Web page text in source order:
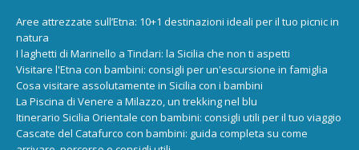
Aree attrezzate sull’Etna: 10+1 destinazioni ideali per il tuo picnic in
natura
I laghetti di Marinello a Tindari: la Sicilia che non ti aspetti
Visitare l'Etna con bambini: consigli per un'escursione in famiglia
Cosa visitare assolutamente in Sicilia con i bambini
La Piscina di Venere a Milazzo, un trekking nel blu
Itinerario Sicilia Orientale con bambini: consigli utili per il tuo viaggio
Cascate del Catafurco con bambini: guida completa su come